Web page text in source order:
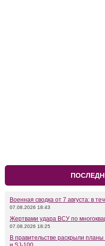
Военная сводка от 7 августа: в
07.08.2026 18:43
Жертвами удара ВСУ по
07.08.2026 18:25
В правительстве раскрыли